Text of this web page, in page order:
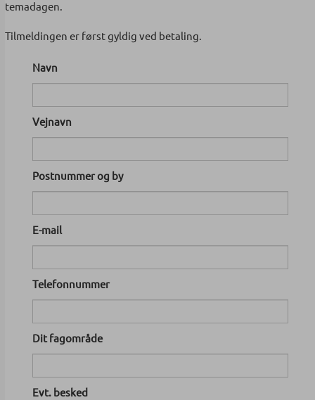
temadagen.
Tilmeldingen er først gyldig ved betaling.
Navn
Vejnavn
Postnummer og by
E-mail
Telefonnummer
Dit fagområde
Evt. besked